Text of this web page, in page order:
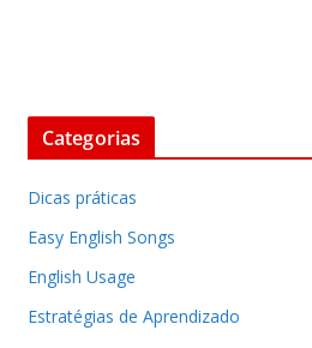
Categorias
Dicas práticas
Easy English Songs
English Usage
Estratégias de Aprendizado